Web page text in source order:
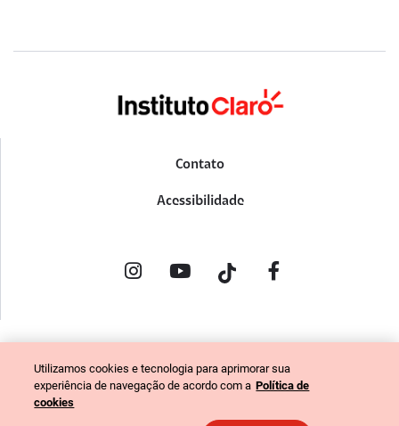
Contato
Acessibilidade
PORTAL DE DENÚNCIAS
CÓDIGO DE ÉTICA (COLABORADORES)
Utilizamos cookies e tecnologia para aprimorar sua
experiência de navegação de acordo com a Política de
cookies